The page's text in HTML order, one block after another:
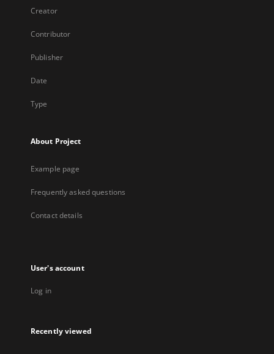
Creator
Contributor
Publisher
Date
Type
About Project
Example page
Frequently asked questions
Contact details
User's account
Log in
Recently viewed